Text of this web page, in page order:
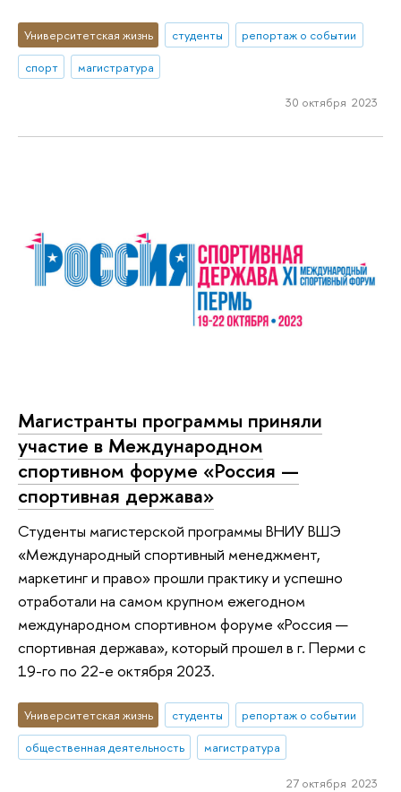
Университетская жизнь студенты
репортаж о событии
спорт
магистратура
30 октября 2023
Магистранты программы приняли
участие в Международном
спортивном форуме «Россия —
спортивная держава»
Студенты магистерской программы ВНИУ ВШЭ
«Международный спортивный менеджмент,
маркетинг и право» прошли практику и успешно
отработали на самом крупном ежегодном
международном спортивном форуме «Россия —
спортивная держава», который прошел в г. Перми с
19-го по 22-е октября 2023.
Университетская жизнь студенты
репортаж о событии
общественная деятельность
магистратура
27 октября 2023